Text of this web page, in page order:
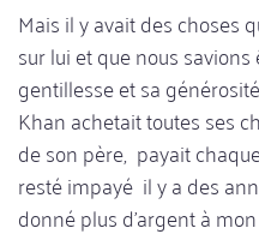
Mais il y avait des choses
sur lui et que nous
gentillesse et sa
Khan achetait toutes ses
de son père, payait
resté impayé il y a des
donné plus d'argent à